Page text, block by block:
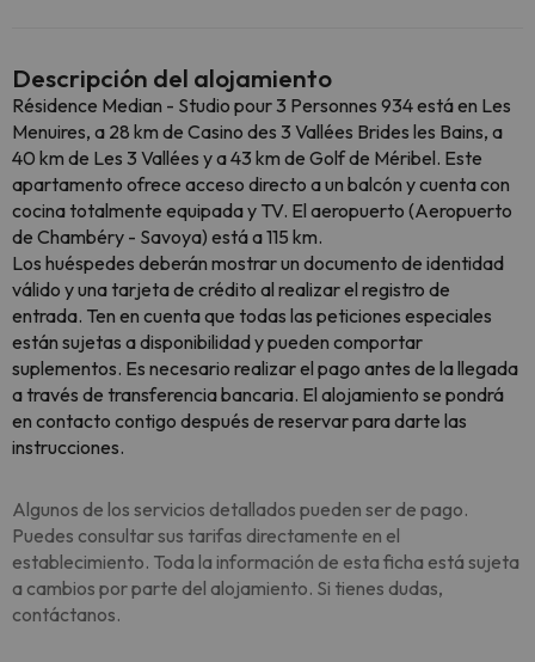
Descripción del alojamiento
Résidence Median - Studio pour 3 Personnes 934 está en Les
Menuires, a 28 km de Casino des 3 Vallées Brides les Bains, a
40 km de Les 3 Vallées y a 43 km de Golf de Méribel. Este
apartamento ofrece acceso directo a un balcón y cuenta con
cocina totalmente equipada y TV. El aeropuerto (Aeropuerto
de Chambéry - Savoya) está a 115 km.
Los huéspedes deberán mostrar un documento de identidad
válido y una tarjeta de crédito al realizar el registro de
entrada. Ten en cuenta que todas las peticiones especiales
están sujetas a disponibilidad y pueden comportar
suplementos. Es necesario realizar el pago antes de la llegada
a través de transferencia bancaria. El alojamiento se pondrá
en contacto contigo después de reservar para darte las
instrucciones.
Algunos de los servicios detallados pueden ser de pago.
Puedes consultar sus tarifas directamente en el
establecimiento. Toda la información de esta ficha está sujeta
a cambios por parte del alojamiento. Si tienes dudas,
contáctanos.